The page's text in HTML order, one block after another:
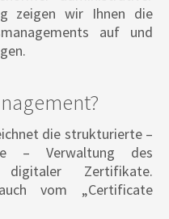
zeigen wir Ihnen die
auf und
die strukturierte –
– Verwaltung des
digitaler Zertifikate.
vom „Certificate